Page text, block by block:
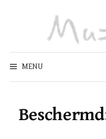
MENU